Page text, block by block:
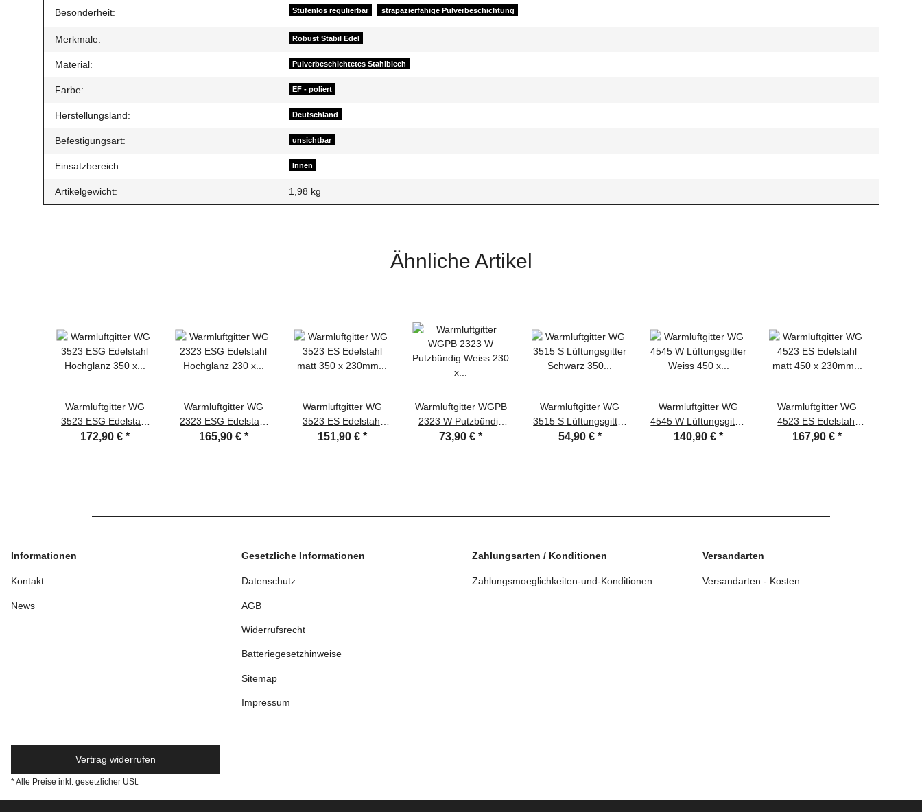
Besonderheit: Stufenlos regulierbar strapazierfähige Pulverbeschichtung
Merkmale: Robust Stabil Edel
Material: Pulverbeschichtetes Stahlblech
Farbe: EF - poliert
Herstellungsland: Deutschland
Befestigungsart: unsichtbar
Einsatzbereich: Innen
Artikelgewicht: 1,98 kg
Ähnliche Artikel
Warmluftgitter WG
3523 ESG Edelstahl
Hochglanz 350 x
172,90 € *
Warmluftgitter WG
2323 ESG Edelstahl
Hochglanz 230 x
165,90 € *
Warmluftgitter WG
3523 ES Edelstahl
matt 350 x 230mm
151,90 € *
Warmluftgitter WGPB
2323 W Putzbündig
Weiss 230 x 230mm
73,90 €*
Warmluftgitter WG
3515 S Lüftungsgitter
Schwarz 350 x
54,90 € *
Warmluftgitter WG
4545 W Lüftungsgitter
Weiss 450 x 450mm
140,90 €*
Warmluftgitter WG
4523 ES Edelstahl
matt 450 x 230mm
167,90 €*
Informationen
Kontakt
News
Gesetzliche Informationen
Datenschutz
AGB
Widerrufsrecht
Batteriegesetzhinweise
Sitemap
Impressum
Zahlungsarten / Konditionen
Zahlungsmoeglichkeiten-und-Konditionen
Versandarten
Versandarten - Kosten
Vertrag widerrufen
* Alle Preise inkl. gesetzlicher USt.